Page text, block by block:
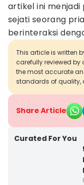
artikel ini
sejati seorang
berinteraksi
This article is written
carefully reviewed by
the most accurate
standards of quality,
Share Article
Curated For You